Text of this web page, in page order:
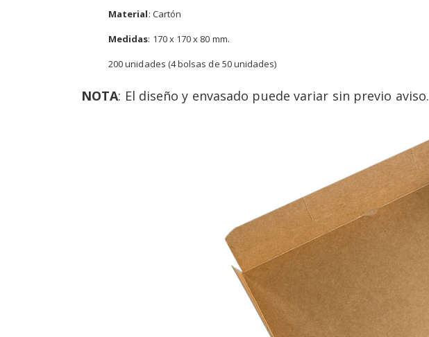
Material: Cartón
Medidas: 170 x 170 x 80 mm.
200 unidades (4 bolsas de 50 unidades)
NOTA: El diseño y envasado puede variar sin previo aviso.